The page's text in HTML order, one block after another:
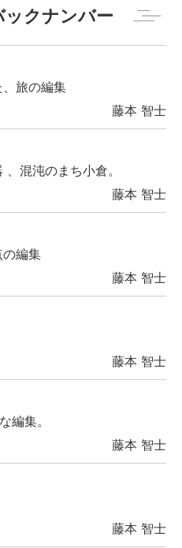
ックナンバー
旅の編集
藤本 智士
混沌のまち小倉。
藤本 智士
編集
藤本 智士
藤本 智士
編集。
藤本 智士
藤本 智士